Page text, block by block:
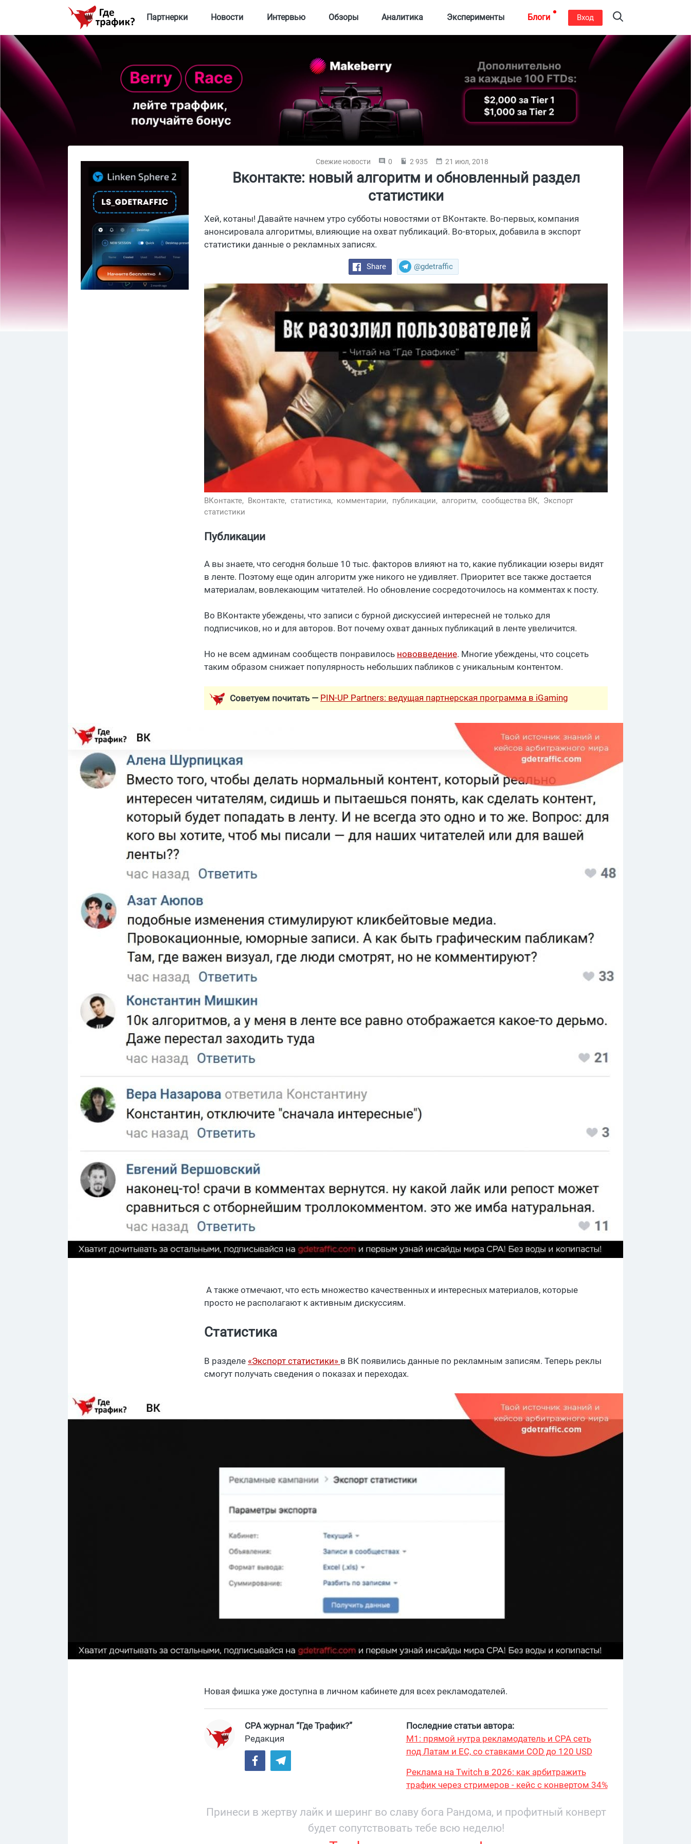
Партнерки Новости Интервью Обзоры Аналитика Эксперименты Блоги Вход
Свежие новости 0 2 935 21 июл, 2018
Вконтакте: новый алгоритм и обновленный раздел
статистики
Хей, котаны! Давайте начнем утро субботы новостями от ВКонтакте. Во-первых, компания
анонсировала алгоритмы, влияющие на охват публикаций. Во-вторых, добавила в экспорт
статистики данные о рекламных записях.
Share @gdetraffic
ВКонтакте, Вконтакте, статистика, комментарии, публикации, алгоритм, сообщества ВК, Экспорт
статистики
Публикации
А вы знаете, что сегодня больше 10 тыс. факторов влияют на то, какие публикации юзеры видят
в ленте. Поэтому еще один алгоритм уже никого не удивляет. Приоритет все также достается
материалам, вовлекающим читателей. Но обновление сосредоточилось на комментах к посту.
Во ВКонтакте убеждены, что записи с бурной дискуссией интересней не только для
подписчиков, но и для авторов. Вот почему охват данных публикаций в ленте увеличится.
Но не всем админам сообществ понравилось нововведение. Многие убеждены, что соцсеть
таким образом снижает популярность небольших пабликов с уникальным контентом.
Советуем почитать — PIN-UP Partners: ведущая партнерская программа в iGaming
А также отмечают, что есть множество качественных и интересных материалов, которые
просто не располагают к активным дискуссиям.
Статистика
В разделе «Экспорт статистики» в ВК появились данные по рекламным записям. Теперь реклы
смогут получать сведения о показах и переходах.
Новая фишка уже доступна в личном кабинете для всех рекламодателей.
CPA журнал “Где Трафик?”
Редакция
Последние статьи автора:
М1: прямой нутра рекламодатель и CPA сеть
под Латам и ЕС, со ставками COD до 120 USD
Реклама на Twitch в 2026: как арбитражить
трафик через стримеров - кейс с конвертом 34%
Принеси в жертву лайк и шеринг во славу бога Рандома, и профитный конверт
будет сопутствовать тебе всю неделю!